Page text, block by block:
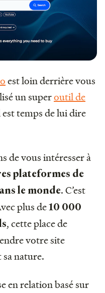
est loin derrière vous
un superoutil de
est temps de lui dire
de vous intéresser à
plateformes de
le monde. C’est
plus de10 000
, cette place de
votre site
nature.
en relation basé sur